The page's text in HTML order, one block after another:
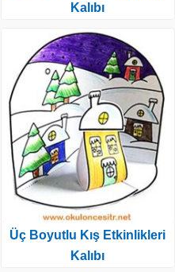
Kalıbı
Üç Boyutlu Kış Etkinlikleri
Kalıbı